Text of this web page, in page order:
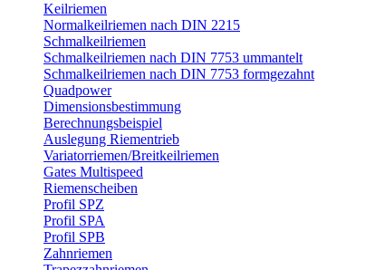
Keilriemen
Normalkeilriemen nach DIN 2215
Schmalkeilriemen
Schmalkeilriemen nach DIN 7753 ummantelt
Schmalkeilriemen nach DIN 7753 formgezahnt
Quadpower
Dimensionsbestimmung
Berechnungsbeispiel
Auslegung Riementrieb
Variatorriemen/Breitkeilriemen
Gates Multispeed
Riemenscheiben
Profil SPZ
Profil SPA
Profil SPB
Zahnriemen